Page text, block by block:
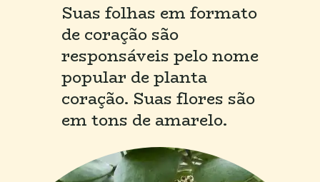
Suas folhas em formato
de coração são
responsáveis pelo nome
popular de planta
coração. Suas flores são
em tons de amarelo.